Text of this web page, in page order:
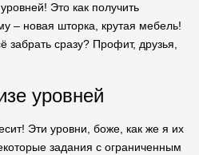
Это как получить
– новая шторка, крутая мебель!
забрать сразу? Профит, друзья,
уровней
Эти уровни, боже, как же я их
задания с ограниченным